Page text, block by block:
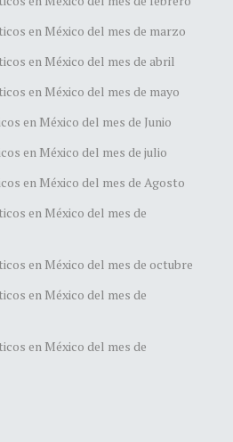
en México del mes de marzo
en México del mes de abril
en México del mes de mayo
en México del mes de Junio
en México del mes de julio
en México del mes de Agosto
en México del mes de
en México del mes de octubre
en México del mes de
en México del mes de